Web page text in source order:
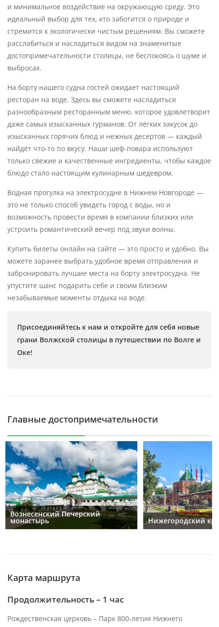
и минимальное воздействие на окружающую среду. Это
идеальный выбор для тех, кто заботится о природе и
стремится к экологически чистым решениям. Вы сможете
расслабиться и насладиться видом на знаменитые
достопримечательности столицы, не беспокоясь о шуме и
выбросах.
На борту нашего судна гостей ожидает настоящий
ресторан на воде. Здесь вы сможете насладиться
разнообразным ресторанным меню, которое удовлетворит
даже самых изысканных гурманов. От лёгких закусок до
изысканных горячих блюд и нежных десертов — каждый
найдёт что-то по вкусу. Наши шеф-повара используют
только свежие и качественные ингредиенты, чтобы каждое
блюдо стало настоящим кулинарным шедевром.
Водная прогулка на электросудне в Нижнем Новгороде —
это не только способ увидеть город с воды, но и
возможность провести время в компании близких или
устроить романтический вечер под звуки волны.
Купить билеты онлайн на сайте — это просто и удобно. Вы
можете заранее выбрать удобное время отправления и
забронировать лучшие места на борту электросудна. Не
упустите шанс подарить себе и своим близким
незабываемые моменты отдыха на воде.
Присоединяйтесь к нам и откройте для себя новые
грани Волжской столицы в путешествии по Волге и
Оке!
Главные достопримечательности
Вознесенский Печерский
монастырь Нижегородский
Карта маршрута
Продолжительность – 1 час
Рождественская церковь – Парк 800-летия Нижнего